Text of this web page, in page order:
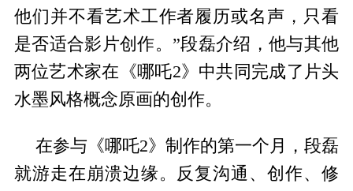
他们并不看艺术工作者履历或名声，只看
是否适合影片创作。”段磊介绍，他与其他
两位艺术家在《哪吒2》中共同完成了片头
水墨风格概念原画的创作。
在参与《哪吒2》制作的第一个月，段磊
就游走在崩溃边缘。反复沟通、创作、修